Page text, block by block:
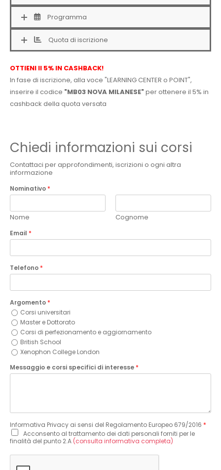
Programma
Quota di iscrizione
OTTIENI Il 5% IN CASHBACK!
In fase di iscrizione, alla voce "LEARNING CENTER o POINT",
inserire il codice "MB03 NOVA MILANESE"per ottenere il 5% in
cashback della quota versata
Chiedi informazioni sui corsi
Contattaci per approfondimenti, iscrizioni o ogni altra
informazione
Nominativo *
Nome Cognome
Email *
Telefono *
Argomento *
Corsi universitari
Master e Dottorato
Corsi di perfezionamento e aggiornamento
British School
Xenophon College London
Messaggio e corsi specifici di interesse *
Informativa Privacy ai sensi del Regolamento Europeo 679/2016 *
Acconsento al trattamento dei dati personali forniti per le
finalità del punto 2.A (consulta informativa completa)